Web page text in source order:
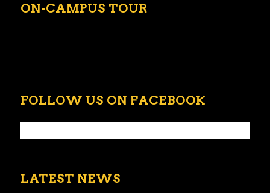
ON-CAMPUS TOUR
FOLLOW US ON FACEBOOK
LATEST NEWS